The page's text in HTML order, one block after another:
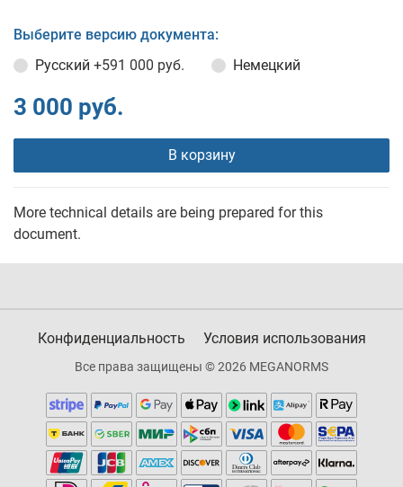
Выберите версию документа:
Русский +591 000 руб. Немецкий
3 000 руб.
В корзину
More technical details are being prepared for this
document.
Конфиденциальность Условия использования
Все права защищены © 2026 MEGANORMS